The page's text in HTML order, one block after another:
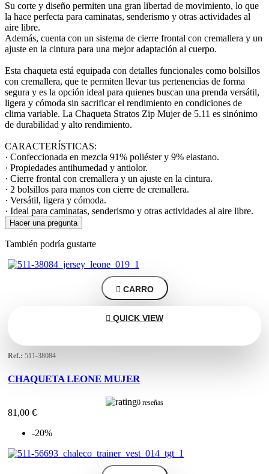
Su corte y diseño permiten una gran libertad de movimiento, lo que
la hace perfecta para caminatas, senderismo y otras actividades al
aire libre.
Además, cuenta con un sistema de cierre frontal con cremallera y un
ajuste en la cintura para una mejor adaptación al cuerpo.
Esta chaqueta está equipada con detalles funcionales como bolsillos
con cremallera, que te permiten llevar tus pertenencias de forma
segura y es la opción ideal para quienes buscan una prenda versátil,
ligera y cómoda sin sacrificar el rendimiento en condiciones de
clima variable. La Chaqueta Stratos Zip Mujer de 5.11 es sinónimo
de durabilidad y alto rendimiento.
CARACTERÍSTICAS:
· Confeccionada en mezcla 91% poliéster y 9% elastano.
· Propiedades antihumedad y antiolor.
· Cierre frontal con cremallera y un ajuste en la cintura.
· 2 bolsillos para manos con cierre de cremallera.
· Versátil, ligera y cómoda.
· Ideal para caminatas, senderismo y otras actividades al aire libre.
Hacer una pregunta
También podría gustarte
 CARRO
 QUICK VIEW
Ref.: 511-38084
CHAQUETA LEONE MUJER
0 reseñas
81,00 €
-20%